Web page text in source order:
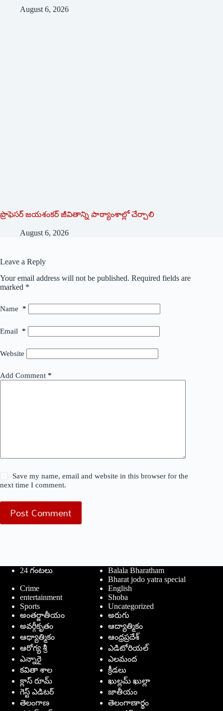
August 6, 2026
ప్రొఫెసర్ జయశంకర్ జీవితాన్ని పాఠ్యాంశాల్లో చేర్చాలి
August 6, 2026
Leave a Reply
Your email address will not be published. Required fields are
marked *
Name *
Email *
Website
Add Comment *
Save my name, email and website in this browser for the
next time I comment.
Post Comment
24 గంటలు
Balala Bharatham
Bharat jodo yatra special
Crime
English
entertainment
Shoba
Sports
Uncategorized
అంతర్జాతీయం
అరుగు
అవర్గీకృతం
ఆద్యాత్మికం
ఆధ్యాత్మికం
ఆంధ్రప్రదేశ్
ఆరోగ్య శ్రీ
ఎడిటోరియల్
ఎన్నారై
ఎలమంద
కవితా శాల
క్రీడలు
క్లాస్ రూమ్
ఖుల్లమ్ ఖుల్లా
గెస్ట్ ఎడిటర్
జాతీయం
తెలంగాణ
తెలంగాణార్థం